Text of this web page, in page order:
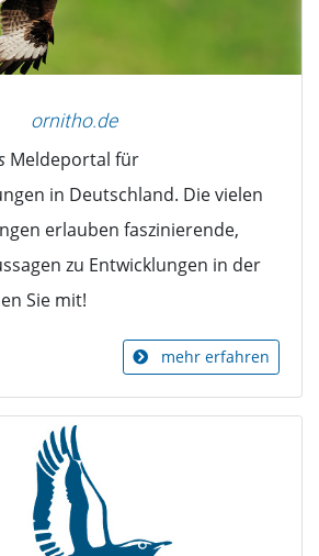
ornitho.de
Meldeportal für
in Deutschland. Die vielen
erlauben faszinierende,
zu Entwicklungen in der
Sie mit!
mehr erfahren